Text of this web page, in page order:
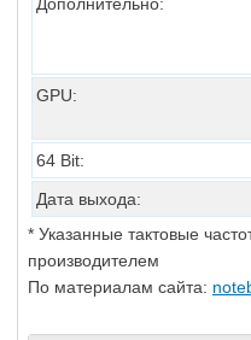
GPU:
64 Bit:
Дата выхода:
* Указанные тактовые
производителем
По материалам сайта: